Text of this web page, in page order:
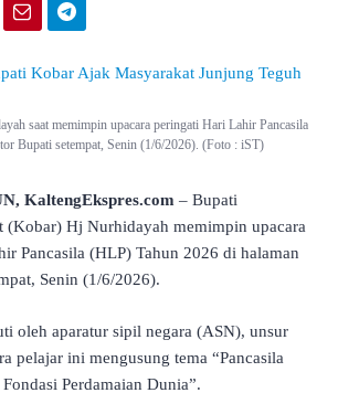
saat memimpin upacara peringati Hari Lahir Pancasila
Bupati setempat, Senin (1/6/2026). (Foto : iST)
KaltengEkspres.com – Bupati
(Kobar) Hj Nurhidayah memimpin upacara
Pancasila (HLP) Tahun 2026 di halaman
Senin (1/6/2026).
oleh aparatur sipil negara (ASN), unsur
pelajar ini mengusung tema “Pancasila
Perdamaian Dunia”.